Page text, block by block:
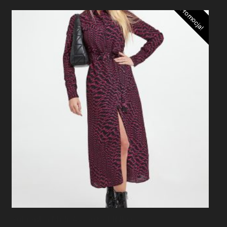
Promocja!